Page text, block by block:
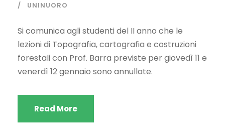
UNINUORO
Si comunica agli studenti del II anno che le
lezioni di Topografia, cartografia e costruzioni
forestali con Prof. Barra previste per giovedì 11 e
venerdì 12 gennaio sono annullate.
Read More